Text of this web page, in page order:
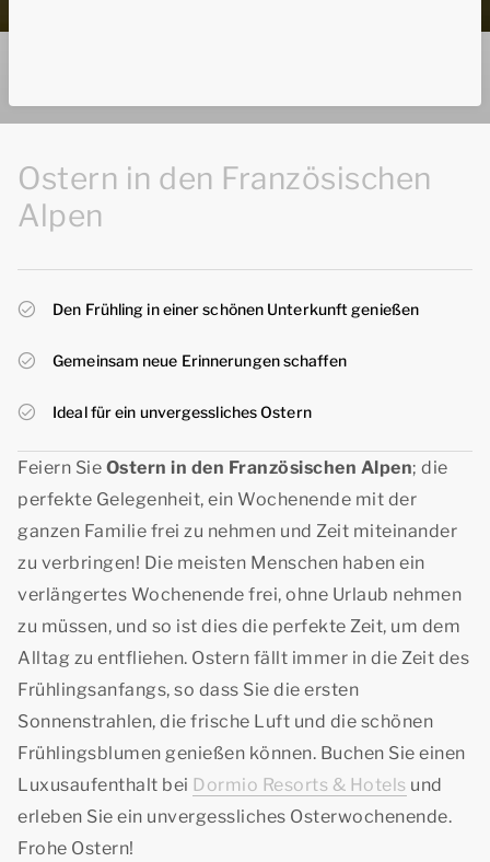
Ostern in den Französischen
Alpen
Den Frühling in einer schönen Unterkunft genießen
Gemeinsam neue Erinnerungen schaffen
Ideal für ein unvergessliches Ostern
Feiern Sie Ostern in den Französischen Alpen; die
perfekte Gelegenheit, ein Wochenende mit der
ganzen Familie frei zu nehmen und Zeit miteinander
zu verbringen! Die meisten Menschen haben ein
verlängertes Wochenende frei, ohne Urlaub nehmen
zu müssen, und so ist dies die perfekte Zeit, um dem
Alltag zu entfliehen. Ostern fällt immer in die Zeit des
Frühlingsanfangs, so dass Sie die ersten
Sonnenstrahlen, die frische Luft und die schönen
Frühlingsblumen genießen können. Buchen Sie einen
Luxusaufenthalt bei Dormio Resorts & Hotels und
erleben Sie ein unvergessliches Osterwochenende.
Frohe Ostern!